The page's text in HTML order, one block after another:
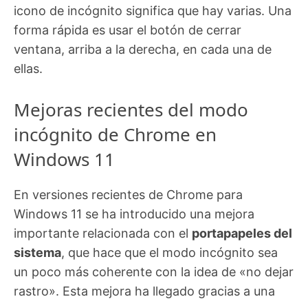
icono de incógnito significa que hay varias. Una
forma rápida es usar el botón de cerrar
ventana, arriba a la derecha, en cada una de
ellas.
Mejoras recientes del modo
incógnito de Chrome en
Windows 11
En versiones recientes de Chrome para
Windows 11 se ha introducido una mejora
importante relacionada con el portapapeles del
sistema, que hace que el modo incógnito sea
un poco más coherente con la idea de «no dejar
rastro». Esta mejora ha llegado gracias a una